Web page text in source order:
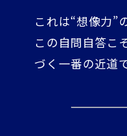
これは“想像力”
この自問自答こ
づく一番の近道で